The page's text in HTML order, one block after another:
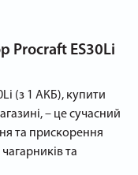
Procraft ES30Li
(з 1 АКБ), купити
– це сучасний
та прискорення
та